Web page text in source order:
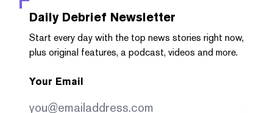
Daily Debrief Newsletter
Start every day with the top news stories right now,
plus original features, a podcast, videos and more.
Your Email